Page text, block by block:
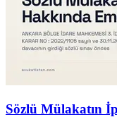
Sözlü Mülakatın